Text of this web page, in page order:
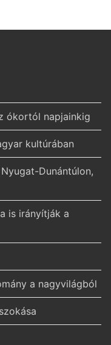
ókortól napjainkig
kultúrában
Dunántúlon,
is irányítják a
a nagyvilágból